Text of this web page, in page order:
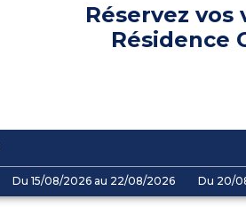
Réservez vos
Résidence
Du 15/08/2026 au 22/08/2026 Du 20/